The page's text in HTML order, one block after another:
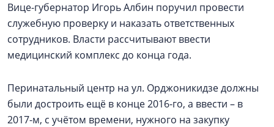
Вице-губернатор Игорь Албин поручил провести
служебную проверку и наказать ответственных
сотрудников. Власти рассчитывают ввести
медицинский комплекс до конца года.
Перинатальный центр на ул. Орджоникидзе должны
были достроить ещё в конце 2016-го, а ввести – в
2017-м, с учётом времени, нужного на закупку